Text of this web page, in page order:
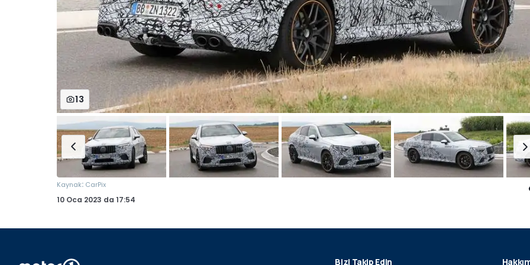
13
Kaynak: CarPix
10 Oca 2023 da 17:54
Bizi Takip Edin